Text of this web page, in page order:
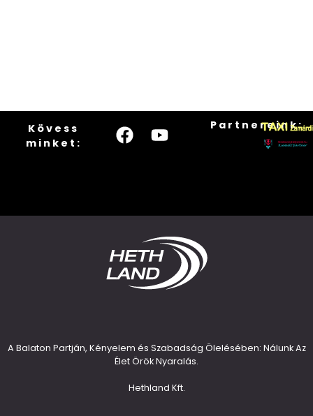
Kövess
minket:
Partnereink:
A Balaton Partján, Kényelem és Szabadság Ölelésében: Nálunk Az
Élet Örök Nyaralás.
Hethland Kft.